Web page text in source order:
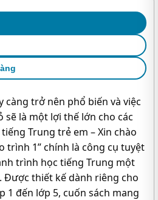
càng trở nên phổ biến và việc
là một lợi thế lớn cho các
Trung trẻ em – Xin chào
trình 1” chính là công cụ tuyệt
trình học tiếng Trung một
Được thiết kế dành riêng cho
1 đến lớp 5, cuốn sách mang